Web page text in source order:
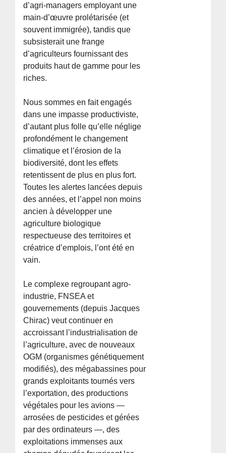
d’agri-managers employant une
main-d’œuvre prolétarisée (et
souvent immigrée), tandis que
subsisterait une frange
d’agriculteurs fournissant des
produits haut de gamme pour les
riches.
Nous sommes en fait engagés
dans une impasse productiviste,
d’autant plus folle qu’elle néglige
profondément le changement
climatique et l’érosion de la
biodiversité, dont les effets
retentissent de plus en plus fort.
Toutes les alertes lancées depuis
des années, et l’appel non moins
ancien à développer une
agriculture biologique
respectueuse des territoires et
créatrice d’emplois, l’ont été en
vain.
Le complexe regroupant agro-
industrie, FNSEA et
gouvernements (depuis Jacques
Chirac) veut continuer en
accroissant l’industrialisation de
l’agriculture, avec de nouveaux
OGM (organismes génétiquement
modifiés), des mégabassines pour
grands exploitants tournés vers
l’exportation, des productions
végétales pour les avions —
arrosées de pesticides et gérées
par des ordinateurs —, des
exploitations immenses aux